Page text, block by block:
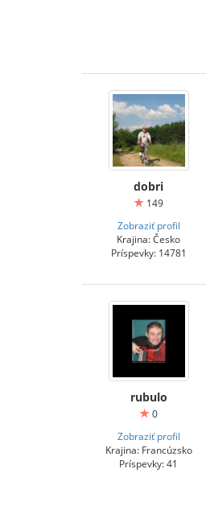
dobri
149
Zobraziť profil
Krajina: Česko
Príspevky: 14781
rubulo
0
Zobraziť profil
Krajina: Francúzsko
Príspevky: 41